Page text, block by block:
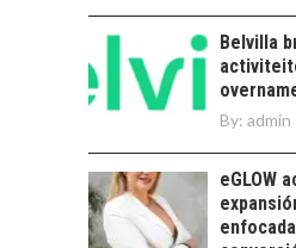
turismo y
LA
CHILENAS
las
chilenas:
Belvilla
By: admin
eGLOW